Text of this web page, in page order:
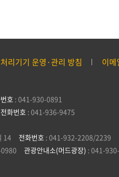
리기기 운영·관리 방침 이
호 : 041-930-0891
전화번호 : 041-936-9475
14 전화번호 : 041-932-2208/2239
관광안내소(머드광장) : 041-